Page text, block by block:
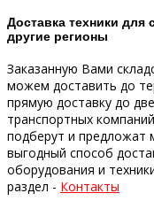
Доставка техники для
другие регионы
Заказанную Вами
можем доставить до
прямую доставку до
транспортных
подберут и предложат
выгодный способ
оборудования и
раздел - Контакты